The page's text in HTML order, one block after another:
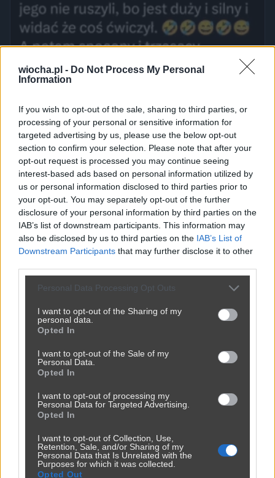
wiocha.pl - Do Not Process My Personal
Information
If you wish to opt-out of the sale, sharing to third parties, or
processing of your personal or sensitive information for
targeted advertising by us, please use the below opt-out
section to confirm your selection. Please note that after your
opt-out request is processed you may continue seeing
interest-based ads based on personal information utilized by
us or personal information disclosed to third parties prior to
your opt-out. You may separately opt-out of the further
disclosure of your personal information by third parties on the
IAB’s list of downstream participants. This information may
also be disclosed by us to third parties on the IAB’s List of
Downstream Participants that may further disclose it to other
Personal Data Processing Opt Outs
I want to opt-out of the Sharing of my
personal data.
Opted In
I want to opt-out of the Sale of my
Personal Data.
Opted In
I want to opt-out of processing my
Personal Data for Targeted Advertising.
Opted In
I want to opt-out of Collection, Use,
Retention, Sale, and/or Sharing of my
Personal Data that Is Unrelated with the
Purposes for which it was collected.
Opted Out